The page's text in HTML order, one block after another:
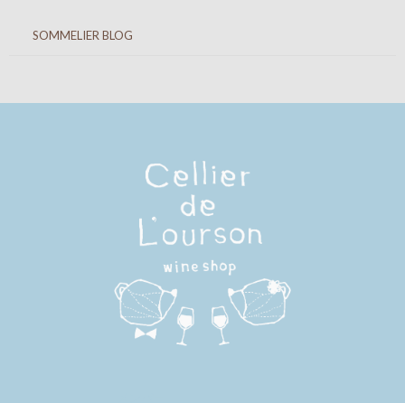
SOMMELIER BLOG